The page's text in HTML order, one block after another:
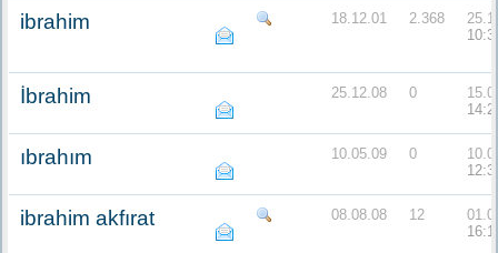
ibrahim 18.12.01 2.368
İbrahim 25.12.08 0
ıbrahım 10.05.09 0
ibrahim akfırat 08.08.08 12